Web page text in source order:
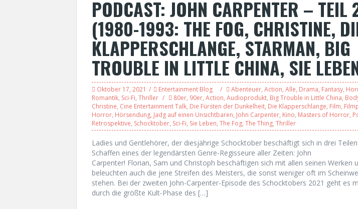
PODCAST: JOHN CARPENTER – TEIL
(1980-1993: THE FOG, CHRISTINE,
KLAPPERSCHLANGE, STARMAN, BIG
TROUBLE IN LITTLE CHINA, SIE
Oktober 17, 2021 Entertainment Blog Abenteuer, Action, Alle, Drama, Fantasy,
Romantik, Sci-Fi, Thriller 80er, 90er, Action, Audioprodukt, Big Trouble in Little China,
Christine, Cine Entertainment Talk, Die Fürsten der Dunkelheit, Die Klapperschlange, Film,
Horror, Hörsendung, Jadg auf einen Unsichtbaren, John Carpenter, Kino, Masters of Horror,
Retrospektive, Schocktober, Sci-Fi, Sie Leben, The Fog, The Thing, Thriller
Ladies und Gentlehörer, der diesjährige Schocktober beschäftigt sich in drei
Schaffen eines der legendärsten Genre-Regisseure aller Zeiten: John
Carpenter! Florian, Sam und Christoph beschäftigen sich mit allen seinen Werken
beleuchten auch die jene Streifen des Meisters, die sonst weniger oft im
stehen. Bei der zweiten John-Carpenter-Episode des Schocktobers 2021 geht es
durch die größte Kult-Phase des […]